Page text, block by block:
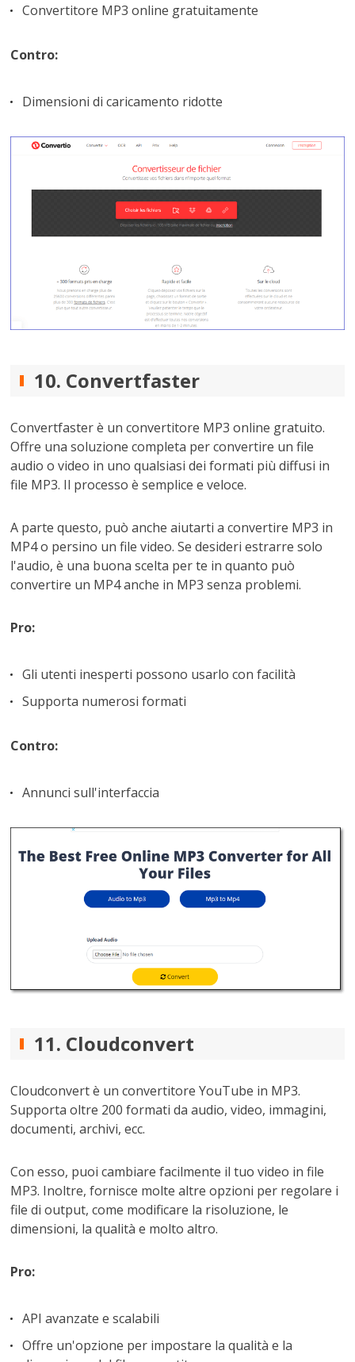
Convertitore MP3 online gratuitamente
Contro:
Dimensioni di caricamento ridotte
10. Convertfaster
Convertfaster è un convertitore MP3 online gratuito.
Offre una soluzione completa per convertire un file
audio o video in uno qualsiasi dei formati più diffusi in
file MP3. Il processo è semplice e veloce.
A parte questo, può anche aiutarti a convertire MP3 in
MP4 o persino un file video. Se desideri estrarre solo
l'audio, è una buona scelta per te in quanto può
convertire un MP4 anche in MP3 senza problemi.
Pro:
Gli utenti inesperti possono usarlo con facilità
Supporta numerosi formati
Contro:
Annunci sull'interfaccia
11. Cloudconvert
Cloudconvert è un convertitore YouTube in MP3.
Supporta oltre 200 formati da audio, video, immagini,
documenti, archivi, ecc.
Con esso, puoi cambiare facilmente il tuo video in file
MP3. Inoltre, fornisce molte altre opzioni per regolare i
file di output, come modificare la risoluzione, le
dimensioni, la qualità e molto altro.
Pro:
API avanzate e scalabili
Offre un'opzione per impostare la qualità e la